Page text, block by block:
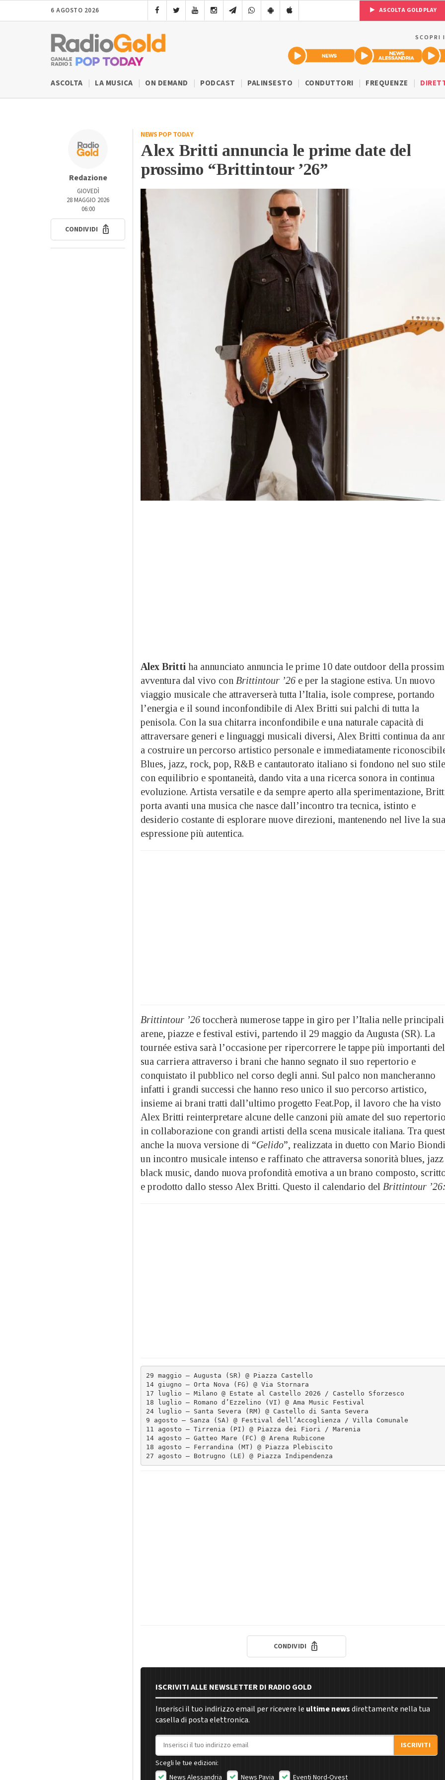
6 AGOSTO 2026 ASCOLTA GOLDPLAY
SCOPRI
ASCOLTA LA MUSICA ON DEMAND PODCAST PALINSESTO CONDUTTORI FREQUENZE
Redazione
GIOVEDÌ
28 MAGGIO 2026
06:00
CONDIVIDI
NEWS POP TODAY
Alex Britti annuncia le prime date del
prossimo “Brittintour ’26”
Alex Britti ha annunciato annuncia le prime 10 date outdoor della
avventura dal vivo con Brittintour ’26 e per la stagione estiva. Un nuovo
viaggio musicale che attraverserà tutta l’Italia, isole comprese, portando
l’energia e il sound inconfondibile di Alex Britti sui palchi di tutta la
penisola. Con la sua chitarra inconfondibile e una naturale capacità di
attraversare generi e linguaggi musicali diversi, Alex Britti continua da
a costruire un percorso artistico personale e immediatamente
Blues, jazz, rock, pop, R&B e cantautorato italiano si fondono nel suo stile
con equilibrio e spontaneità, dando vita a una ricerca sonora in continua
evoluzione. Artista versatile e da sempre aperto alla sperimentazione,
porta avanti una musica che nasce dall’incontro tra tecnica, istinto e
desiderio costante di esplorare nuove direzioni, mantenendo nel live la sua
espressione più autentica.
Brittintour ’26 toccherà numerose tappe in giro per l’Italia nelle principali
arene, piazze e festival estivi, partendo il 29 maggio da Augusta (SR). La
tournée estiva sarà l’occasione per ripercorrere le tappe più importanti
sua carriera attraverso i brani che hanno segnato il suo repertorio e
conquistato il pubblico nel corso degli anni. Sul palco non mancheranno
infatti i grandi successi che hanno reso unico il suo percorso artistico,
insieme ai brani tratti dall’ultimo progetto Feat.Pop, il lavoro che ha visto
Alex Britti reinterpretare alcune delle canzoni più amate del suo
in collaborazione con grandi artisti della scena musicale italiana. Tra
anche la nuova versione di “Gelido”, realizzata in duetto con Mario
un incontro musicale intenso e raffinato che attraversa sonorità blues, jazz
black music, dando nuova profondità emotiva a un brano composto,
e prodotto dallo stesso Alex Britti. Questo il calendario del Brittintour
29 maggio – Augusta (SR) @ Piazza Castello
14 giugno – Orta Nova (FG) @ Via Stornara
17 luglio – Milano @ Estate al Castello 2026 / Castello Sforzesco
18 luglio – Romano d’Ezzelino (VI) @ Ama Music Festival
24 luglio – Santa Severa (RM) @ Castello di Santa Severa
9 agosto – Sanza (SA) @ Festival dell’Accoglienza / Villa Comunale
11 agosto – Tirrenia (PI) @ Piazza dei Fiori / Marenia
14 agosto – Gatteo Mare (FC) @ Arena Rubicone
18 agosto – Ferrandina (MT) @ Piazza Plebiscito
27 agosto – Botrugno (LE) @ Piazza Indipendenza
CONDIVIDI
ISCRIVITI ALLE NEWSLETTER DI RADIO GOLD
Inserisci il tuo indirizzo email per ricevere le ultime newsdirettamente nella tua
casella di posta elettronica.
Indirizzo email
ISCRIVITI
Scegli le tue edizioni:
News Alessandria
News Pavia Eventi Nord-Ovest